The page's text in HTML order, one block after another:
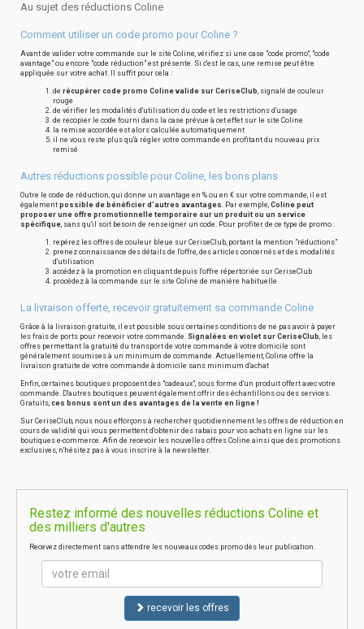
Au sujet des réductions Coline
Comment utiliser un code promo pour Coline ?
Avant de valider votre commande sur le site Coline, vérifiez si une case "code promo", "code
avantage" ou encore "code réduction" est présente. Si c'est le cas, une remise peut être
appliquée sur votre achat. Il suffit pour cela :
de récupérer code promo Coline valide sur CeriseClub, signalé de couleur
rouge
de vérifier les modalités d'utilisation du code et les restrictions d'usage
de recopier le code fourni dans la case prévue à cet effet sur le site Coline
la remise accordée est alors calculée automatiquement
il ne vous reste plus qu'à régler votre commande en profitant du nouveau prix
remisé
Autres réductions possible pour Coline, les bons plans
Outre le code de réduction, qui donne un avantage en % ou en € sur votre commande, il est
également possible de bénéficier d'autres avantages. Par exemple, Coline peut
proposer une offre promotionnelle temporaire sur un produit ou un service
spécifique, sans qu'il soit besoin de renseigner un code. Pour profiter de ce type de promo :
repérez les offres de couleur bleue sur CeriseClub, portant la mention "réductions"
prenez connaissance des détails de l'offre, des articles concernés et des modalités
d'utilisation
accédez à la promotion en cliquant depuis l'offre répertoriée sur CeriseClub
procédez à la commande sur le site Coline de manière habituelle
La livraison offerte, recevoir gratuitement sa commande Coline
Grâce à la livraison gratuite, il est possible sous certaines conditions de ne pas avoir à payer
les frais de ports pour recevoir votre commande. Signalées en violet sur CeriseClub, les
offres permettant la gratuité du transport de votre commande à votre domicile sont
généralement soumises à un minimum de commande. Actuellement, Coline offre la
livraison gratuite de votre commande à domicile sans minimum d'achat
Enfin, certaines boutiques proposent des "cadeaux", sous forme d'un produit offert avec votre
commande. D'autres boutiques peuvent également offrir des échantillons ou des services.
Gratuits, ces bonus sont un des avantages de la vente en ligne !
Sur CeriseClub, nous nous efforçons à rechercher quotidiennement les offres de réduction en
cours de validité qui vous permettent d'obtenir des rabais pour vos achats en ligne sur les
boutiques e-commerce. Afin de recevoir les nouvelles offres Coline ainsi que des promotions
exclusives, n'hésitez pas à vous inscrire à la newsletter.
Restez informé des nouvelles réductions Coline et
des milliers d'autres
Recevez directement sans attendre les nouveaux codes promo dès leur publication.
recevoir les offres